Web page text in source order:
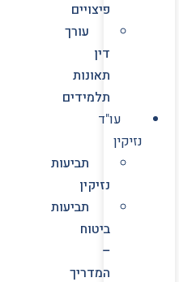
פיצויים
עורך
דין
תאונות
תלמידים
עו"ד
נזיקין
תביעות
נזיקין
תביעות
ביטוח
–
המדריך